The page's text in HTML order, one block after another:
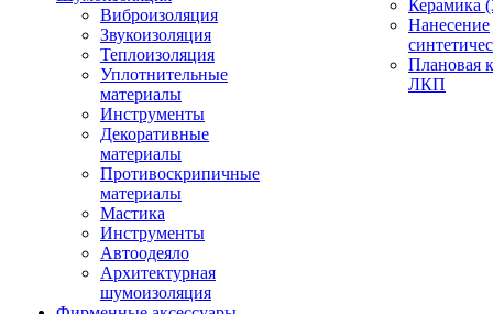
Виброизоляция
Звукоизоляция
Теплоизоляция
Уплотнительные
материалы
Инструменты
Декоративные
материалы
Противоскрипичные
материалы
Мастика
Инструменты
Автоодеяло
Архитектурная
шумоизоляция
Керамика
Нанесение
Плановая
ЛКП